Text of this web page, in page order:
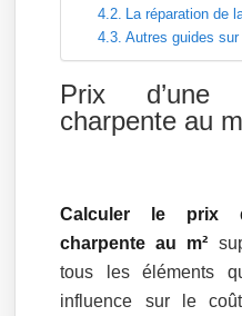
La réparation de
Autres guides
Prix d’une
charpente au
Calculer le prix
charpente au m²
tous les éléments
influence sur le